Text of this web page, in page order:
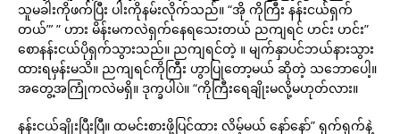
သူမခါးကိုဖက်ပြီး ပါးကိုနမ်းလိုက်သည်။ “အို ကိုကြီး နန်းငယ်ရှက်
တယ်”’ ” ဟား မိန်းမကလဲရှက်နေရသေးတယ် ညကျရင် ဟင်း ဟင်း”
စောနန်းငယ်ပိုရှက်သွားသည်။ ညကျရင်တဲ့ ။ မျက်နှာပင်ဘယ်နားသွား
ထားရမှန်းမသိ။ ညကျရင်ကိုကြီး ဟွာပြုတော့မယ် ဆိုတဲ့ သဘောပေါ့။
အတွေ့အကြုံကလဲမရှိ။ ဒုက္ခပါပဲ။ “ကိုကြီးရေချိုးမလို့မဟုတ်လား။
နန်းငယ်ချိုးပြီးပြီ။ ထမင်းစားဖို့ပြင်ထား လိမ့်မယ် နော်နော်” ရှက်ရှက်နဲ့